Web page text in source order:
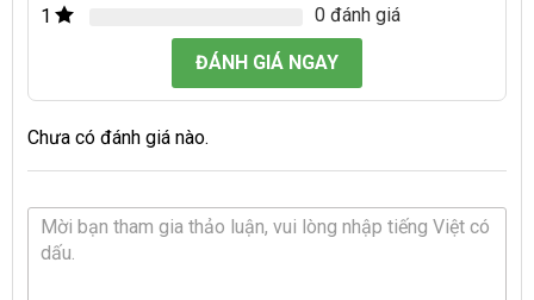
1
0 đánh giá
ĐÁNH GIÁ NGAY
Chưa có đánh giá nào.